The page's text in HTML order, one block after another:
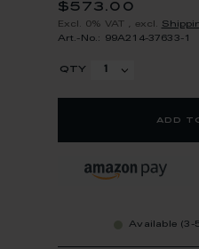
$573.00
Excl. 0% VAT excl.
Art.-No.: 99A214-37633-1
qty
add
Available (3-